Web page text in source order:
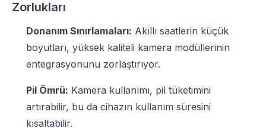
Zorlukları
Donanım Sınırlamaları: Akıllı saatlerin küçük
boyutları, yüksek kaliteli kamera modüllerinin
entegrasyonunu zorlaştırıyor.
Pil Ömrü: Kamera kullanımı, pil tüketimini
artırabilir, bu da cihazın kullanım süresini
kısaltabilir.